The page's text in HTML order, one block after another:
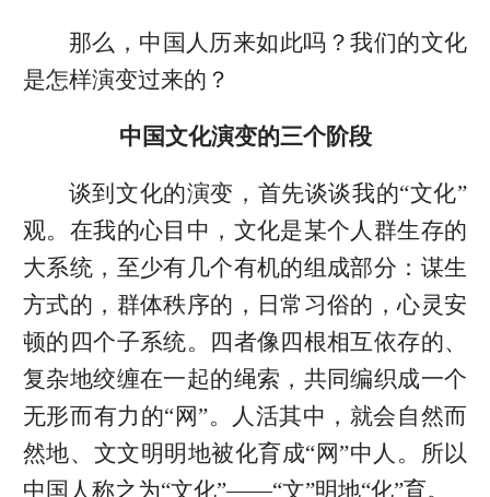
那么，中国人历来如此吗？我们的文化
是怎样演变过来的？
中国文化演变的三个阶段
谈到文化的演变，首先谈谈我的“文化”
观。在我的心目中，文化是某个人群生存的
大系统，至少有几个有机的组成部分：谋生
方式的，群体秩序的，日常习俗的，心灵安
顿的四个子系统。四者像四根相互依存的、
复杂地绞缠在一起的绳索，共同编织成一个
无形而有力的“网”。人活其中，就会自然而
然地、文文明明地被化育成“网”中人。所以
中国人称之为“文化”——“文”明地“化”育。